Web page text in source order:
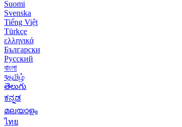
Suomi
Svenska
Tiếng Việt
Türkçe
ελληνικά
Български
Русский
বাংলা
বதமிழ்
తెలుగు
ಕನ್ನಡ
മലയാളം
ไทย